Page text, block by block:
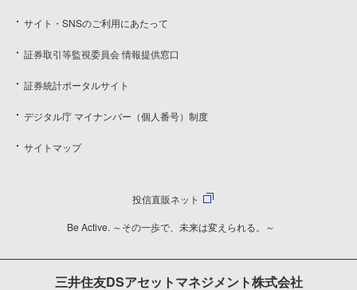
サイト・SNSのご利用にあたって
証券取引等監視委員会 情報提供窓口
証券統計ポータルサイト
デジタル庁 マイナンバー（個人番号）制度
サイトマップ
投信直販ネット
Be Active. ～その一歩で、未来は変えられる。～
三井住友DSアセットマネジメント株式会社